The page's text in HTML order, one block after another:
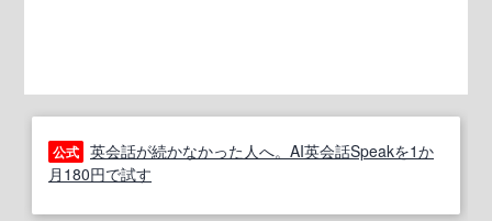
公式 英会話が続かなかった人へ。AI英会話Speakを1か
月180円で試す